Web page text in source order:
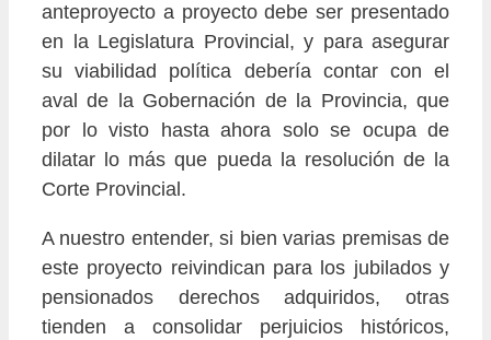
anteproyecto a proyecto debe ser presentado
en la Legislatura Provincial, y para asegurar
su viabilidad política debería contar con el
aval de la Gobernación de la Provincia, que
por lo visto hasta ahora solo se ocupa de
dilatar lo más que pueda la resolución de la
Corte Provincial.
A nuestro entender, si bien varias premisas de
este proyecto reivindican para los jubilados y
pensionados derechos adquiridos, otras
tienden a consolidar perjuicios históricos,